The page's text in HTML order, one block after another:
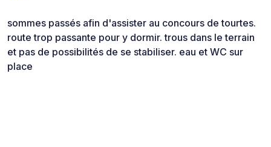
sommes passés afin d'assister au concours de tourtes.
route trop passante pour y dormir. trous dans le terrain
et pas de possibilités de se stabiliser. eau et WC sur
place